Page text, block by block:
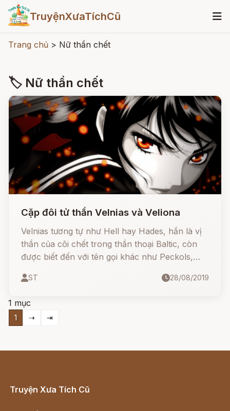
TruyệnXưaTíchCũ
Trang chủ > Nữ thần chết
🏷 Nữ thần chết
Cặp đôi tử thần Velnias và Veliona
Velnias tương tự như Hell hay Hades, hắn là vị
thần của cõi chết trong thần thoại Baltic, còn
được biết đến với tên gọi khác như Peckols,
những linh hồn và ma quỷ, đồng thời có khả
ST 28/08/2019
1 mục
1 ⇢ ⇥
Truyện Xưa Tích Cũ